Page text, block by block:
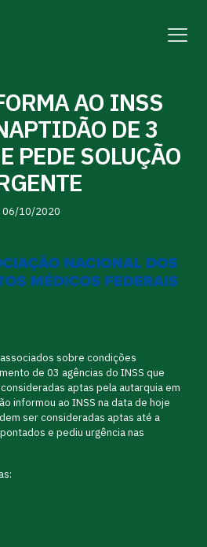
AO INSS
DE 3
PEDE SOLUÇÃO
06/10/2020
sobre condições
de 03 agências do INSS que
aptas pela autarquia em
informou ao INSS na data de hoje
ser consideradas aptas até a
e pediu urgência nas